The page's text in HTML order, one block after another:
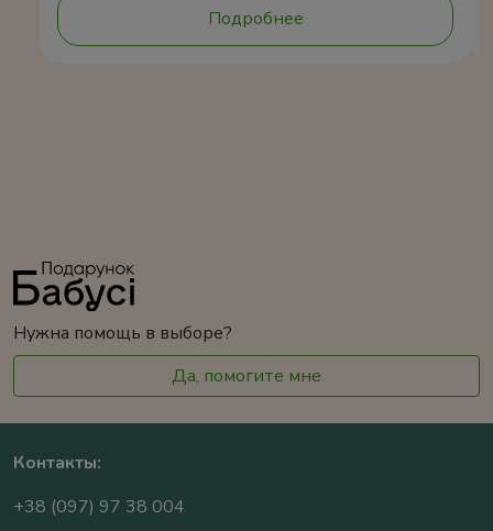
Подробнее
Нужна помощь в выборе?
Да, помогите мне
Контакты:
+38 (097) 97 38 004